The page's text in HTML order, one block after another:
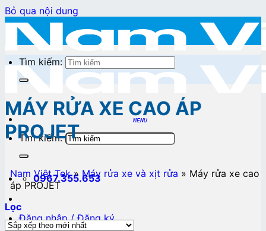
Bỏ qua nội dung
Tìm kiếm:
0967.355.653
Đăng nhập / Đăng ký
Tìm kiếm:
MÁY RỬA XE CAO ÁP
PROJET
Nam Việt Tek» Máy rửa xe và xịt rửa » Máy rửa xe cao
áp PROJET
Lọc